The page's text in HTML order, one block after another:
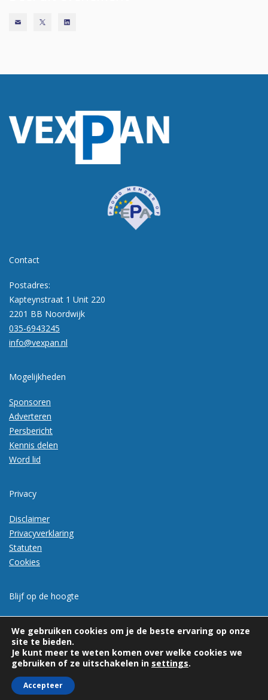
Contact
Postadres:
Kapteynstraat 1 Unit 220
2201 BB Noordwijk
035-6943245
info@vexpan.nl
Mogelijkheden
Sponsoren
Adverteren
Persbericht
Kennis delen
Word lid
Privacy
Disclaimer
Privacyverklaring
Statuten
Cookies
Blijf op de hoogte
We gebruiken cookies om je de beste ervaring op onze
site te bieden.
Je kunt meer te weten komen over welke cookies we
gebruiken of ze uitschakelen in settings.
Accepteer